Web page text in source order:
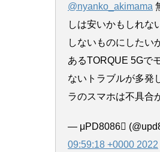
@nyanko_akimama
しは安いかもしれな
しないものにしたい
あるTORQUE 5Gで
ないトラブルが多発
ラのスマホは不具合
— μPD8086
09:59:18 +0000 2022